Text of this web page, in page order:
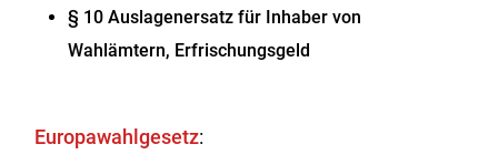
§ 10 Auslagenersatz für Inhaber von
Wahlämtern, Erfrischungsgeld
Europawahlgesetz: